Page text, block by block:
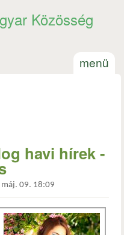
Közösség
menü
havi hírek -
09. 18:09